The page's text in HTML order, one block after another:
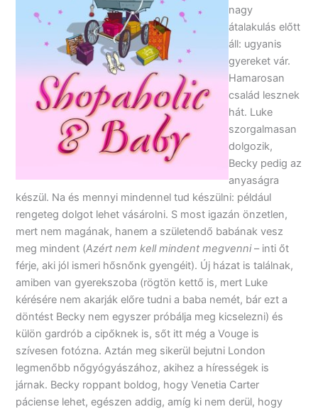
nagy
átalakulás előtt
áll: ugyanis
gyereket vár.
Hamarosan
család lesznek
hát. Luke
szorgalmasan
dolgozik,
Becky pedig az
anyaságra
készül. Na és mennyi mindennel tud készülni: például
rengeteg dolgot lehet vásárolni. S most igazán önzetlen,
mert nem magának, hanem a születendő babának vesz
meg mindent (Azért nem kell mindent megvenni– inti őt
férje, aki jól ismeri hősnőnk gyengéit). Új házat is találnak,
amiben van gyerekszoba (rögtön kettő is, mert Luke
kérésére nem akarják előre tudni a baba nemét, bár ezt a
döntést Becky nem egyszer próbálja meg kicselezni) és
külön gardrób a cipőknek is, sőt itt még a Vouge is
szívesen fotózna. Aztán meg sikerül bejutni London
legmenőbb nőgyógyászához, akihez a hírességek is
járnak. Becky roppant boldog, hogy Venetia Carter
páciense lehet, egészen addig, amíg ki nem derül, hogy